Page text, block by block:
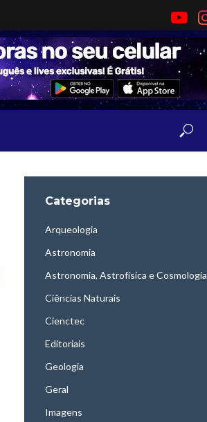
Categorias
Arqueologia
Astronomia
Astronomia, Astrofísica e Cosmologia
Ciências Naturais
Cienctec
Editoriais
Geologia
Geral
Imagens